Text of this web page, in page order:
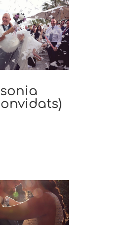
sonia